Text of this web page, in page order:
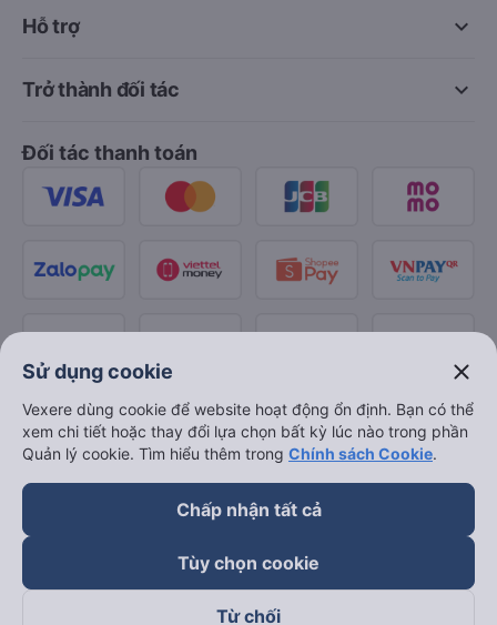
keyboard_arrow_down
Hỗ trợ
keyboard_arrow_down
Trở thành đối tác
Đối tác thanh toán
Sử dụng cookie close
Vexere dùng cookie để website hoạt động ổn định. Bạn có thể
xem chi tiết hoặc thay đổi lựa chọn bất kỳ lúc nào trong phần
Quản lý cookie. Tìm hiểu thêm trong Chính sách Cookie.
Chấp nhận tất cả
Tùy chọn cookie
Từ chối